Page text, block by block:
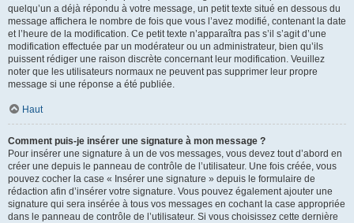
quelqu’un a déjà répondu à votre message, un petit texte situé en dessous du
message affichera le nombre de fois que vous l’avez modifié, contenant la date
et l’heure de la modification. Ce petit texte n’apparaîtra pas s’il s’agit d’une
modification effectuée par un modérateur ou un administrateur, bien qu’ils
puissent rédiger une raison discrète concernant leur modification. Veuillez
noter que les utilisateurs normaux ne peuvent pas supprimer leur propre
message si une réponse a été publiée.
Haut
Comment puis-je insérer une signature à mon message ?
Pour insérer une signature à un de vos messages, vous devez tout d’abord en
créer une depuis le panneau de contrôle de l’utilisateur. Une fois créée, vous
pouvez cocher la case « Insérer une signature » depuis le formulaire de
rédaction afin d’insérer votre signature. Vous pouvez également ajouter une
signature qui sera insérée à tous vos messages en cochant la case appropriée
dans le panneau de contrôle de l’utilisateur. Si vous choisissez cette dernière